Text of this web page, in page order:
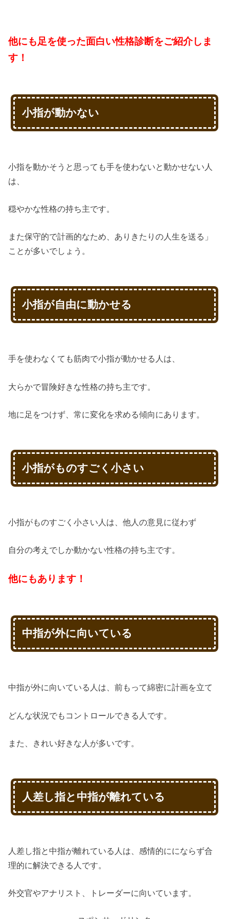
他にも足を使った面白い性格診断をご紹介しま
す！
小指が動かない
小指を動かそうと思っても手を使わないと動かせない人
は、
穏やかな性格の持ち主です。
また保守的で計画的なため、ありきたりの人生を送る」
ことが多いでしょう。
小指が自由に動かせる
手を使わなくても筋肉で小指が動かせる人は、
大らかで冒険好きな性格の持ち主です。
地に足をつけず、常に変化を求める傾向にあります。
小指がものすごく小さい
小指がものすごく小さい人は、他人の意見に従わず
自分の考えでしか動かない性格の持ち主です。
他にもあります！
中指が外に向いている
中指が外に向いている人は、前もって綿密に計画を立て
どんな状況でもコントロールできる人です。
また、きれい好きな人が多いです。
人差し指と中指が離れている
人差し指と中指が離れている人は、感情的ににならず合
理的に解決できる人です。
外交官やアナリスト、トレーダーに向いています。